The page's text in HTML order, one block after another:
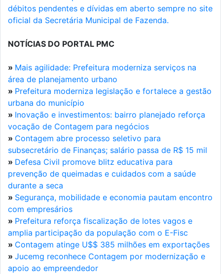
débitos pendentes e dívidas em aberto sempre no site
oficial da Secretária Municipal de Fazenda.
NOTÍCIAS DO PORTAL PMC
» Mais agilidade: Prefeitura moderniza serviços na
área de planejamento urbano
» Prefeitura moderniza legislação e fortalece a gestão
urbana do município
» Inovação e investimentos: bairro planejado reforça
vocação de Contagem para negócios
» Contagem abre processo seletivo para
subsecretário de Finanças; salário passa de R$ 15 mil
» Defesa Civil promove blitz educativa para
prevenção de queimadas e cuidados com a saúde
durante a seca
» Segurança, mobilidade e economia pautam encontro
com empresários
» Prefeitura reforça fiscalização de lotes vagos e
amplia participação da população com o E-Fisc
» Contagem atinge U$$ 385 milhões em exportações
» Jucemg reconhece Contagem por modernização e
apoio ao empreendedor